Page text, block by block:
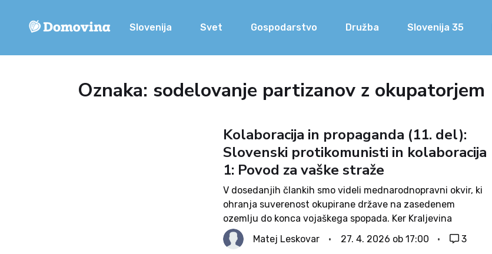
Slovenija Svet Gospodarstvo Družba Slovenija 35
Oznaka: sodelovanje partizanov z okupatorjem
Kolaboracija in propaganda (11. del):
Slovenski protikomunisti in kolaboracija
1: Povod za vaške straže
V dosedanjih člankih smo videli mednarodnopravni okvir, ki
ohranja suverenost okupirane države na zasedenem
ozemlju do konca vojaškega spopada. Ker Kraljevina
Jugoslavija ni propadla, ampak se je skupaj z zavezniki še
naprej bojevala proti okupatorju, je bila deležna
Matej Leskovar 27. 4. 2026 ob 17:00 3